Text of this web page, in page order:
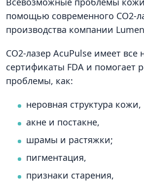
помощью современного CO2-
производства компании
CO2-лазер AcuPulse имеет
сертификаты FDA и помогает
проблемы, как:
неровная структура кожи,
акне и постакне,
шрамы и растяжки;
пигментация,
признаки старения,